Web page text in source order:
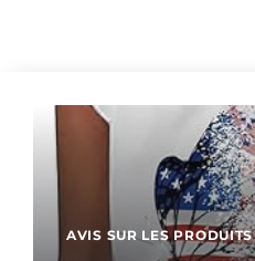
AVIS SUR LES PRODUITS